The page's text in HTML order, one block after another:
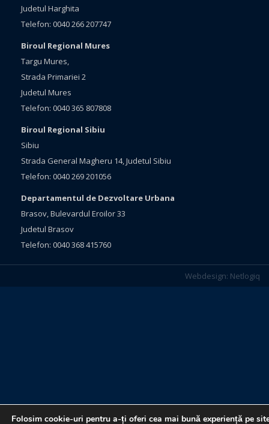
Judetul Harghita
Telefon: 0040 266 207747
Biroul Regional Mures
Targu Mures,
Strada Primariei 2
Judetul Mures
Telefon: 0040 365 807808
Biroul Regional Sibiu
Sibiu
Strada General Magheru 14, Judetul Sibiu
Telefon: 0040 269 201056
Departamentul de Dezvoltare Urbana
Brasov, Bulevardul Eroilor 33
Judetul Brasov
Telefon: 0040 368 415760
Webdesign: Netlogiq
Folosim cookie-uri pentru a-ți oferi cea mai bună experiență pe